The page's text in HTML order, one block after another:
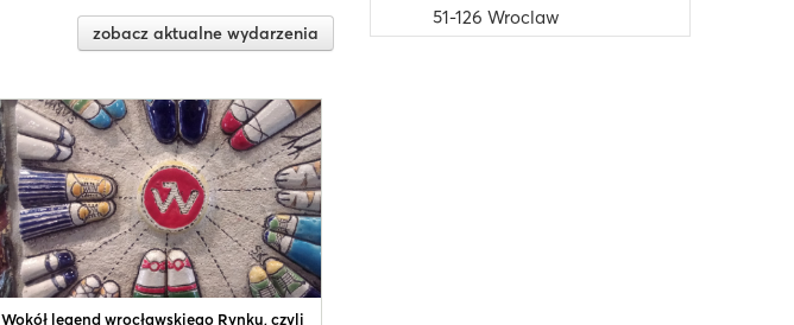
zobacz aktualne wydarzenia
Wokół legend wrocławskiego Rynku, czyli
51-126 Wroclaw